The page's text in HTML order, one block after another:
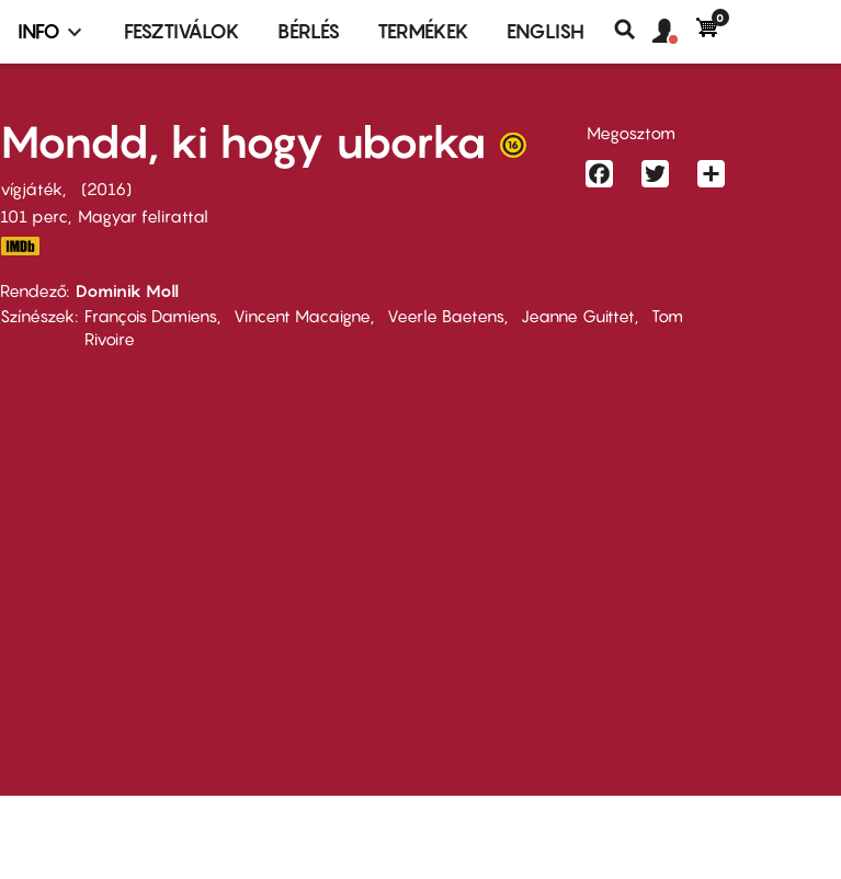
Infó,
terembérlés
menü
INFO FESZTIVÁLOK BÉRLÉS TERMÉKEK ENGLISH
Keresés
fiók
Felhasználói
0
Mondd, ki hogy uborka
vígjáték
2016
101 perc,
Magyar felirattal
Rendező Dominik Moll
Színészek
François Damiens Vincent Macaigne Veerle Baetens Jeanne Guittet
Tom
Rivoire
Megosztom
FacebookTwitter